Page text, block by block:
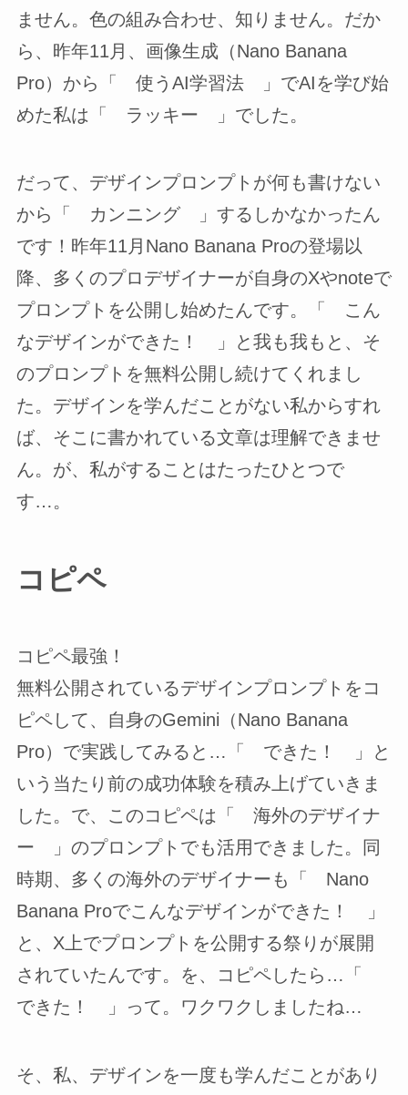
ません。色の組み合わせ、知りません。だか
ら、昨年11月、画像生成（Nano Banana
Pro）から「 使うAI学習法 」でAIを学び始
めた私は「 ラッキー 」でした。
だって、デザインプロンプトが何も書けない
から「 カンニング 」するしかなかったん
です！昨年11月Nano Banana Proの登場以
降、多くのプロデザイナーが自身のXやnoteで
プロンプトを公開し始めたんです。「 こん
なデザインができた！ 」と我も我もと、そ
のプロンプトを無料公開し続けてくれまし
た。デザインを学んだことがない私からすれ
ば、そこに書かれている文章は理解できませ
ん。が、私がすることはたったひとつで
す…。
コピペ
コピペ最強！
無料公開されているデザインプロンプトをコ
ピペして、自身のGemini（Nano Banana
Pro）で実践してみると…「 できた！ 」と
いう当たり前の成功体験を積み上げていきま
した。で、このコピペは「 海外のデザイナ
ー 」のプロンプトでも活用できました。同
時期、多くの海外のデザイナーも「 Nano
Banana Proでこんなデザインができた！ 」
と、X上でプロンプトを公開する祭りが展開
されていたんです。を、コピペしたら…「
できた！ 」って。ワクワクしましたね…
そ、私、デザインを一度も学んだことがあり